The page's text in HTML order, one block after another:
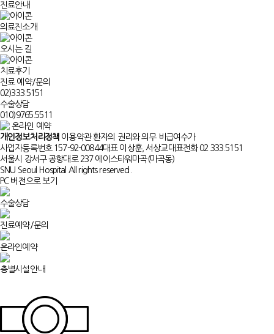
진료안내
의료진소개
오시는 길
치료후기
진료 예약/문의
02)333.5151
수술상담
010)9765.5511
온라인 예약
개인정보처리정책 이용약관 환자의 권리와 의무 비급여수가
사업자등록번호 157-92-00844대표 이상훈, 서상교대표전화 02.333.5151
서울시 강서구 공항대로 237 에이스타워마곡(마곡동)
SNU Seoul Hospital All rights reserved.
PC 버전으로 보기
수술상담
진료예약/문의
온라인예약
층별시설안내